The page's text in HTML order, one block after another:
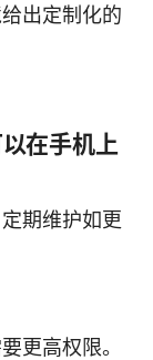
出定制化的
在手机上
期维护如更
更高权限。